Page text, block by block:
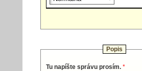
Popis
Tu napíšte správu prosím. *